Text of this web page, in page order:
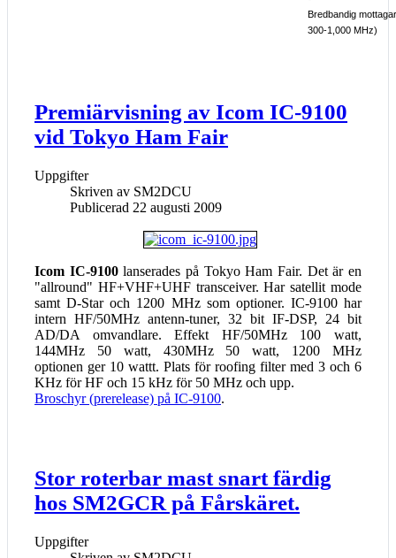
Bredbandig
300-1,000 MHz)
Premiärvisning av Icom IC-9100
vid Tokyo Ham Fair
Uppgifter
Skriven av SM2DCU
Publicerad 22 augusti 2009
Icom IC-9100lanserades på Tokyo Ham Fair. Det är en
"allround" HF+VHF+UHF transceiver. Har satellit mode
samt D-Star och 1200 MHz som optioner. IC-9100 har
intern HF/50MHz antenn-tuner, 32 bit IF-DSP, 24 bit
AD/DA omvandlare. Effekt HF/50MHz 100 watt,
144MHz 50 watt, 430MHz 50 watt, 1200 MHz
optionen ger 10 wattt. Plats för roofing filter med 3 och 6
KHz för HF och 15 kHz för 50 MHz och upp.
Broschyr (prerelease) på IC-9100.
Stor roterbar mast snart färdig
hos SM2GCR på Fårskäret.
Uppgifter